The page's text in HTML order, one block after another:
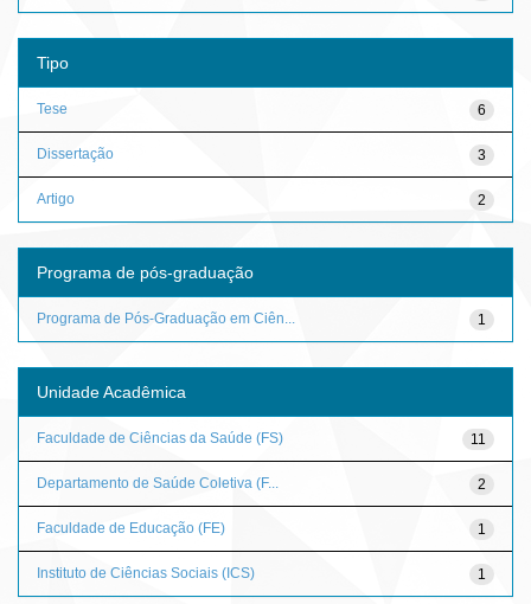
Tipo
6
Tese
3
Dissertação
2
Artigo
Programa de pós-graduação
1
Programa de Pós-Graduação em Ciên...
Unidade Acadêmica
11
Faculdade de Ciências da Saúde (FS)
2
Departamento de Saúde Coletiva (F...
1
Faculdade de Educação (FE)
1
Instituto de Ciências Sociais (ICS)